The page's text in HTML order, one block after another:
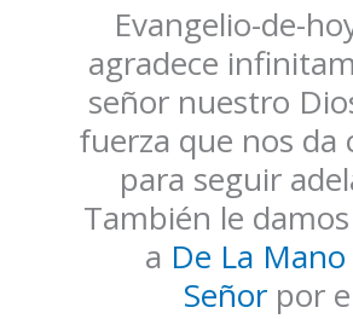
Evangelio-de-
agradece
señor nuestro
fuerza que nos da
para seguir
También le
a De La
Señor por